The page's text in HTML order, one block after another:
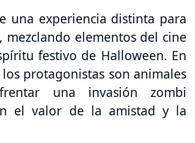
una experiencia distinta para
, mezclando elementos del cine
festivo de Halloween. En
protagonistas son animales
una invasión zombi
el valor de la amistad y la